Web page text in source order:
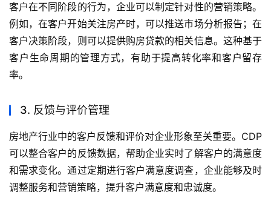
客户在不同阶段的行为，企业可以制定针对性的营销策略。
例如，在客户开始关注房产时，可以推送市场分析报告；在
客户决策阶段，则可以提供购房贷款的相关信息。这种基于
客户生命周期的管理方式，有助于提高转化率和客户留存
率。
3. 反馈与评价管理
房地产行业中的客户反馈和评价对企业形象至关重要。CDP
可以整合客户的反馈数据，帮助企业实时了解客户的满意度
和需求变化。通过定期进行客户满意度调查，企业能够及时
调整服务和营销策略，提升客户满意度和忠诚度。